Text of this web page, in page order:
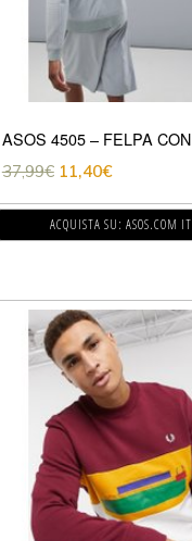
37,99€ 11,40€
ACQUISTA SU: ASOS.COM IT